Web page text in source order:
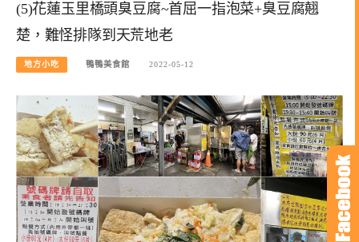
(5)花蓮玉里橋頭臭豆腐~首屈一指泡菜+臭豆腐翹
楚，難怪排隊到天荒地老
地方小吃 鴨鴨美食館 2022-05-12